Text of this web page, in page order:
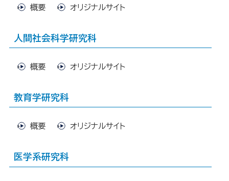
概要 オリジナルサイト
人間社会科学研究科
概要 オリジナルサイト
教育学研究科
概要 オリジナルサイト
医学系研究科